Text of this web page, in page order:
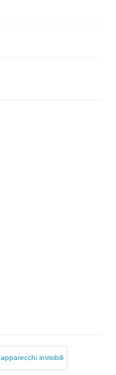
apparecchi invisibili